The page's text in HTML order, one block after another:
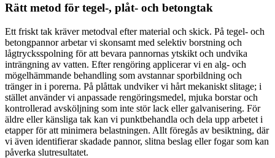
Rätt metod för tegel-, plåt- och betongtak
Ett friskt tak kräver metodval efter material och skick. På tegel- och
betongpannor arbetar vi skonsamt med selektiv borstning och
lågtrycksspolning för att bevara pannornas ytskikt och undvika
inträngning av vatten. Efter rengöring applicerar vi en alg- och
mögelhämmande behandling som avstannar sporbildning och
tränger in i porerna. På plåttak undviker vi hårt mekaniskt slitage; i
stället använder vi anpassade rengöringsmedel, mjuka borstar och
kontrollerad avsköljning som inte stör lack eller galvanisering. För
äldre eller känsliga tak kan vi punktbehandla och dela upp arbetet i
etapper för att minimera belastningen. Allt föregås av besiktning, där
vi även identifierar skadade pannor, slitna beslag eller fogar som kan
påverka slutresultatet.